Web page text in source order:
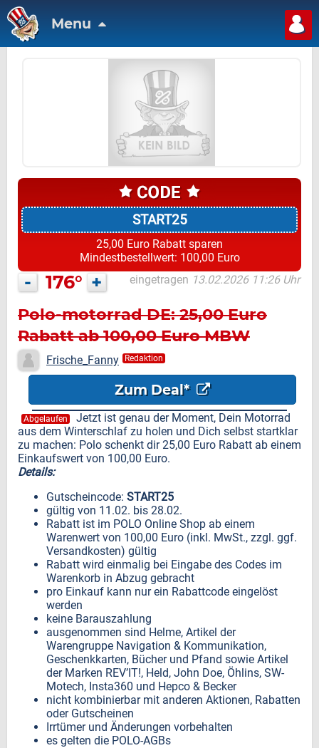
Menu
START25
25,00 Euro Rabatt sparen
Mindestbestellwert: 100,00 Euro
- 176° + eingetragen 13.02.2026 11:26 Uhr
Polo-motorrad DE: 25,00 Euro
Rabatt ab 100,00 Euro MBW
Frische_Fanny Redaktion
Zum Deal*
Abgelaufen
Jetzt ist genau der Moment, Dein Motorrad
aus dem Winterschlaf zu holen und Dich selbst startklar
zu machen: Polo schenkt dir 25,00 Euro Rabatt ab einem
Einkaufswert von 100,00 Euro.
Details:
Gutscheincode: START25
gültig von 11.02. bis 28.02.
Rabatt ist im POLO Online Shop ab einem
Warenwert von 100,00 Euro (inkl. MwSt., zzgl. ggf.
Versandkosten) gültig
Rabatt wird einmalig bei Eingabe des Codes im
Warenkorb in Abzug gebracht
pro Einkauf kann nur ein Rabattcode eingelöst
werden
keine Barauszahlung
ausgenommen sind Helme, Artikel der
Warengruppe Navigation & Kommunikation,
Geschenkkarten, Bücher und Pfand sowie Artikel
der Marken REV’IT!, Held, John Doe, Öhlins, SW-
Motech, Insta360 und Hepco & Becker
nicht kombinierbar mit anderen Aktionen, Rabatten
oder Gutscheinen
Irrtümer und Änderungen vorbehalten
es gelten die POLO-AGBs